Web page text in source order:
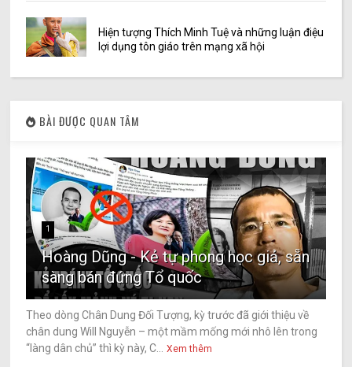
Hiện tượng Thích Minh Tuệ và những luận điệu
lợi dụng tôn giáo trên mạng xã hội
BÀI ĐƯỢC QUAN TÂM
1
Hoàng Dũng - Kẻ tự phong học giả, sẵn
sàng bán đứng Tổ quốc
Theo dòng Chân Dung Đối Tượng, kỳ trước đã giới thiệu về
chân dung Will Nguyễn – một mầm mống mới nhô lên trong
“làng dân chủ” thì kỳ này, C...
Xem thêm